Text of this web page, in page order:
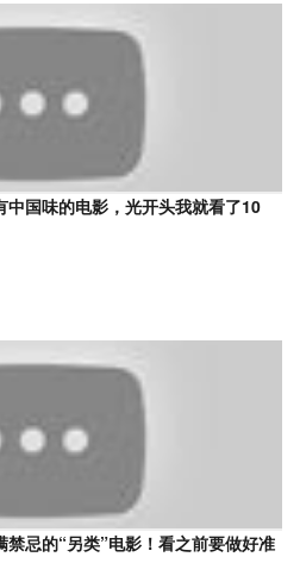
中国味的电影，光开头我就看了10
禁忌的“另类”电影！看之前要做好准